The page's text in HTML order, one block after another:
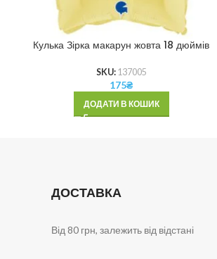
Кулька Зірка макарун жовта 18 дюймів
SKU: 137005
175₴
ДОДАТИ В КОШИК
ДОСТАВКА
Від 80 грн, залежить від відстані